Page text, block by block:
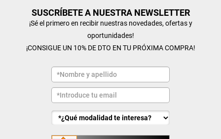
SUSCRÍBETE A NUESTRA NEWSLETTER
¡Sé el primero en recibir nuestras novedades, ofertas y
oportunidades!
¡CONSIGUE UN 10% DE DTO EN TU PRÓXIMA COMPRA!